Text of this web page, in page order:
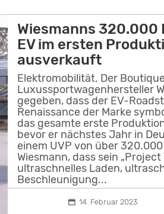
Wiesmanns 320.000
EV im ersten
ausverkauft
Elektromobilität. Der
Luxussportwagenhersteller
gegeben, dass der EV-
Renaissance der Marke
das gesamte erste
bevor er nächstes Jahr in
einem UVP von über
Wiesmann, dass sein
ultraschnelles Laden,
Beschleunigung...
14. Februar 2023